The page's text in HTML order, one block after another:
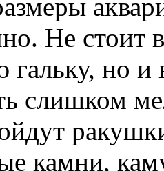
Не стоит
гальку, но и
слишком
камни,